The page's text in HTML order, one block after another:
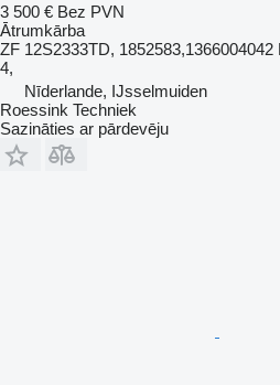
3 500 € Bez PVN
Ātrumkārba
ZF 12S2333TD,
4,
Nīderlande, IJsselmuiden
Roessink Techniek
Sazināties ar pārdevēju